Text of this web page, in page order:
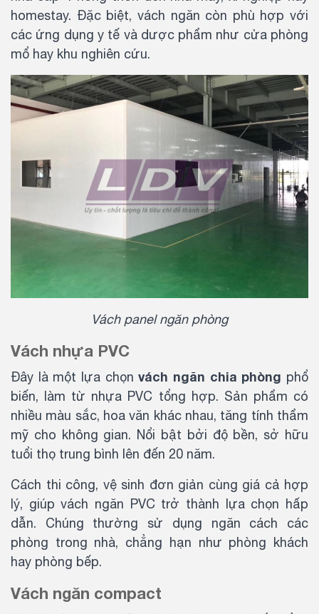
homestay. Đặc biệt, vách ngăn còn phù hợp với
các ứng dụng y tế và dược phẩm như cửa phòng
mổ hay khu nghiên cứu.
Vách panel ngăn phòng
Vách nhựa PVC
Đây là một lựa chọnvách ngăn chia phòng phổ
biến, làm từ nhựa PVC tổng hợp. Sản phẩm có
nhiều màu sắc, hoa văn khác nhau, tăng tính thẩm
mỹ cho không gian. Nổi bật bởi độ bền, sở hữu
tuổi thọ trung bình lên đến 20 năm.
Cách thi công, vệ sinh đơn giản cùng giá cả hợp
lý, giúp vách ngăn PVC trở thành lựa chọn hấp
dẫn. Chúng thường sử dụng ngăn cách các
phòng trong nhà, chẳng hạn như phòng khách
hay phòng bếp.
Vách ngăn compact